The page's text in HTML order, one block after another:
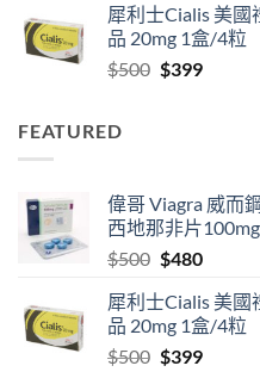
犀利士Cialis 美國
品 20mg 1盒/4粒
$500 Original
$399Current
FEATURED
偉哥 Viagra 威而
西地那非片
$500 Original
was:
$500.
$480Current
is:
$480.
犀利士Cialis 美國
品 20mg 1盒/4粒
$500 Original
$399Current